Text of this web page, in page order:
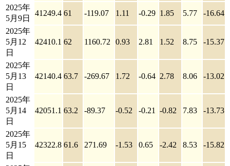
2025年
5月9日
41249.4 61 -119.07 1.11 -0.29 1.85 5.77 -16.64
2025年
5月12
日
42410.1 62 1160.72 0.93 2.81 1.52 8.75 -15.37
2025年
5月13
日
42140.4 63.7 -269.67 1.72 -0.64 2.78 8.06 -13.02
2025年
5月14
日
42051.1 63.2 -89.37 -0.52 -0.21 -0.82 7.83 -13.73
2025年
5月15
日
42322.8 61.6 271.69 -1.53 0.65 -2.42 8.53 -15.82